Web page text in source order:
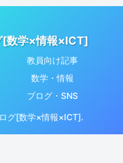
[数学×情報×ICT]
教員向け記事
数学・情報
ブログ・SNS
グ[数学×情報×ICT].